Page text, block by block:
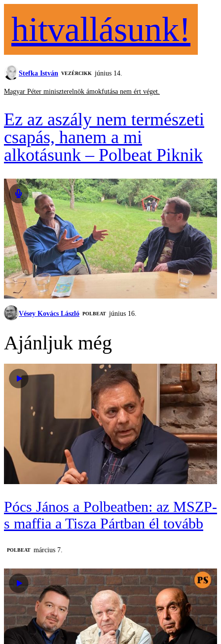
hitvallásunk!
Stefka István VEZÉRCIKK június 14.
Magyar Péter miniszterelnök ámokfutása nem ért véget.
Ez az aszály nem természeti
csapás, hanem a mi
alkotásunk – Polbeat Piknik
Vésey Kovács László ‎POLBEAT június 16.
Ajánljuk még
Pócs János a Polbeatben: az MSZP-
s maffia a Tisza Pártban él tovább
‎POLBEAT március 7.